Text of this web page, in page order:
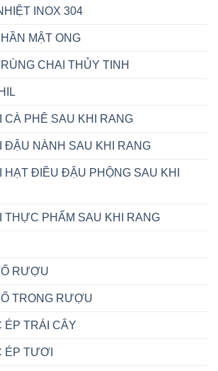
INOX 304
MẬT ONG
CHAI THỦY TINH
CÀ PHÊ SAU KHI RANG
ĐẬU NÀNH SAU KHI RANG
HẠT ĐIỀU ĐẬU PHỘNG SAU KHI
THỰC PHẨM SAU KHI RANG
RƯỢU
TRONG RƯỢU
ÉP TRÁI CÂY
ÉP TƯƠI